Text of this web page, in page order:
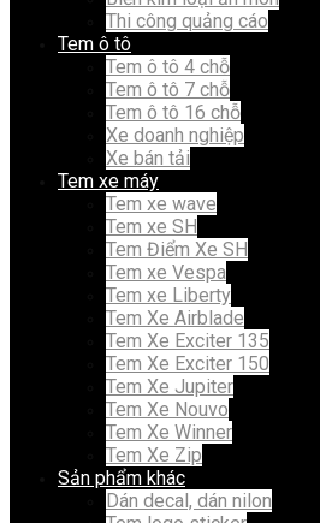
Thi công quảng cáo
Tem ô tô
Tem ô tô 4 chỗ
Tem ô tô 7 chỗ
Tem ô tô 16 chỗ
Xe doanh nghiệp
Xe bán tải
Tem xe máy
Tem xe wave
Tem xe SH
Tem Điểm Xe SH
Tem xe Vespa
Tem xe Liberty
Tem Xe Airblade
Tem Xe Exciter 135
Tem Xe Exciter 150
Tem Xe Jupiter
Tem Xe Nouvo
Tem Xe Winner
Tem Xe Zip
Sản phẩm khác
Dán decal, dán nilon